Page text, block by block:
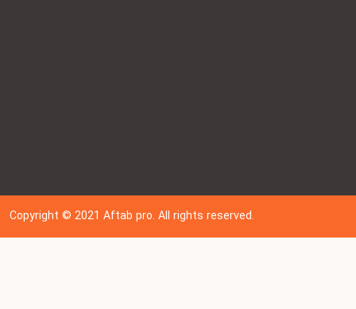
Copyright © 202 1Aftab pro. All rights reserved.